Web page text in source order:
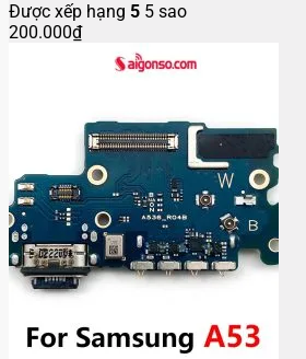
Được xếp hạng 5 5 sao
200.000₫